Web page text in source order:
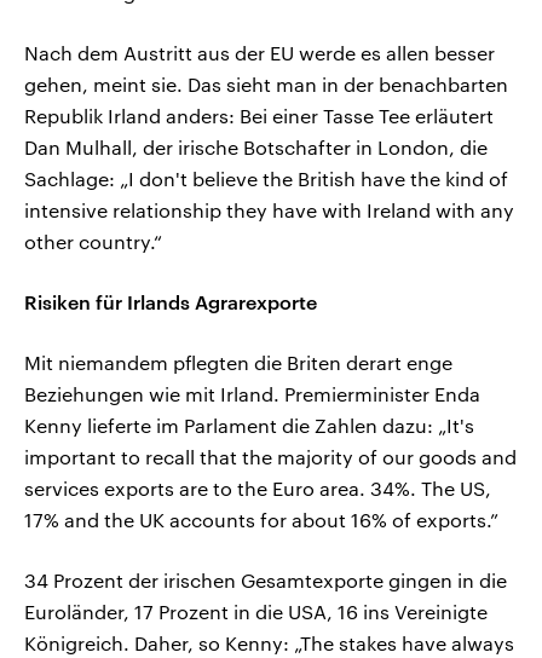
Nach dem Austritt aus der EU werde es allen besser
gehen, meint sie. Das sieht man in der benachbarten
Republik Irland anders: Bei einer Tasse Tee erläutert
Dan Mulhall, der irische Botschafter in London, die
Sachlage: „I don't believe the British have the kind of
intensive relationship they have with Ireland with any
other country.“
Risiken für Irlands Agrarexporte
Mit niemandem pflegten die Briten derart enge
Beziehungen wie mit Irland. Premierminister Enda
Kenny lieferte im Parlament die Zahlen dazu: „It's
important to recall that the majority of our goods and
services exports are to the Euro area. 34%. The US,
17% and the UK accounts for about 16% of exports.”
34 Prozent der irischen Gesamtexporte gingen in die
Euroländer, 17 Prozent in die USA, 16 ins Vereinigte
Königreich. Daher, so Kenny: „The stakes have always